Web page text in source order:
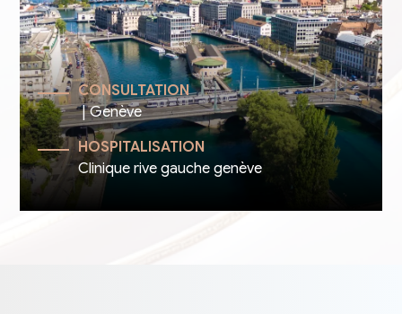
CONSULTATION
| Genève
HOSPITALISATION
Clinique rive gauche genève